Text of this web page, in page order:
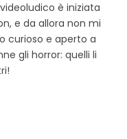
è iniziata
e da allora non mi
curioso e aperto a
gli horror: quelli li